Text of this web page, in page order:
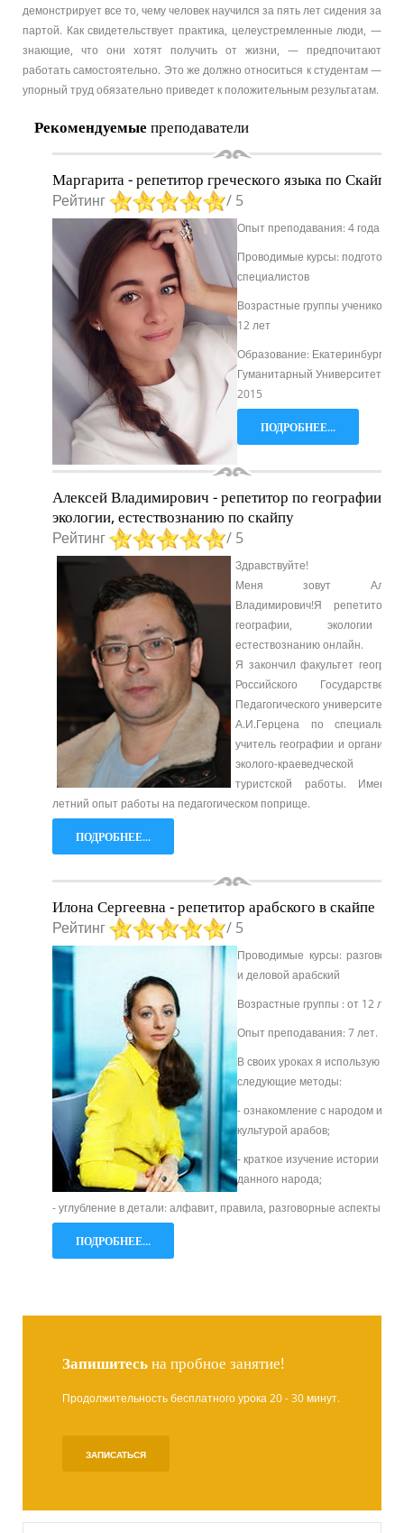
демонстрирует все то, чему человек научился за пять лет сидения за
партой. Как свидетельствует практика, целеустремленные люди, —
знающие, что они хотят получить от жизни, — предпочитают
работать самостоятельно. Это же должно относиться к студентам —
упорный труд обязательно приведет к положительным результатам.
Рекомендуемые преподаватели
Маргарита - репетитор греческого языка по Скайпу
Рейтинг / 5
Опыт преподавания: 4 года
Проводимые курсы: подготовка
специалистов
Возрастные группы учеников: от
12 лет
Образование: Екатеринбургский
Гуманитарный Университет
2015
ПОДРОБНЕЕ...
Алексей Владимирович - репетитор по географии,
экологии, естествознанию по скайпу
Рейтинг / 5
Здравствуйте!
Меня зовут
Владимирович!Я репетитор
географии, экологии
естествознанию онлайн.
Я закончил факультет
Российского
Педагогического университета
А.И.Герцена по
учитель географии и
эколого-краеведческой
туристской работы. Имею
летний опыт работы на педагогическом поприще.
ПОДРОБНЕЕ...
Илона Сергеевна - репетитор арабского в скайпе
Рейтинг / 5
Проводимые курсы:
и деловой арабский
Возрастные группы : от 12 лет
Опыт преподавания: 7 лет.
В своих уроках я использую
следующие методы:
- ознакомление с народом и
культурой арабов;
- краткое изучение истории
данного народа;
- углубление в детали: алфавит, правила, разговорные аспекты.
ПОДРОБНЕЕ...
Запишитесьна пробное занятие!
Продолжительность бесплатного урока 20 - 30 минут.
ЗАПИСАТЬСЯ